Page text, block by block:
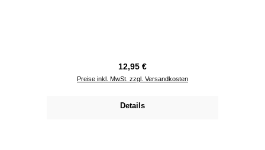
Regulärer Preis:
12,95 €
Preise inkl. MwSt. zzgl. Versandkosten
Details